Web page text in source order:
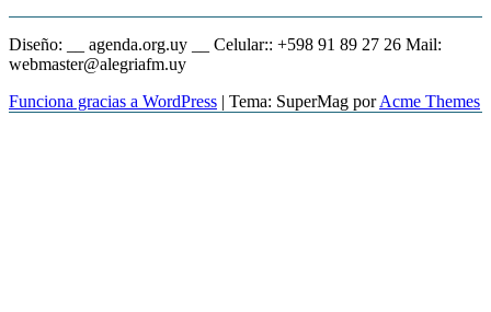
Diseño: __ agenda.org.uy __ Celular:: +598 91 89 27 26 Mail:
webmaster@alegriafm.uy
Funciona gracias a WordPress | Tema: SuperMag porAcme Themes